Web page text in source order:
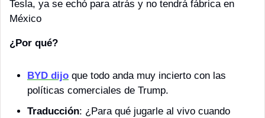
Tesla, ya se echó para atrás y no tendrá fábrica en
México
¿Por qué?
BYD dijo que todo anda muy incierto con las
políticas comerciales de Trump.
Traducción: ¿Para qué jugarle al vivo cuando